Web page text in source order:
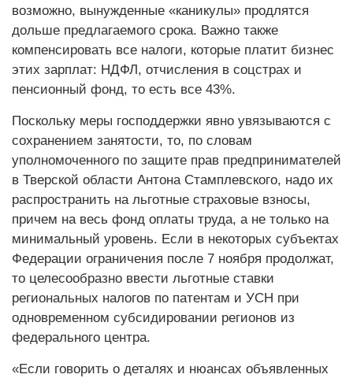
возможно, вынужденные «каникулы» продлятся
дольше предлагаемого срока. Важно также
компенсировать все налоги, которые платит бизнес
этих зарплат: НДФЛ, отчисления в соцстрах и
пенсионный фонд, то есть все 43%.
Поскольку меры господдержки явно увязываются с
сохранением занятости, то, по словам
уполномоченного по защите прав предпринимателей
в Тверской области Антона Стамплевского, надо их
распространить на льготные страховые взносы,
причем на весь фонд оплаты труда, а не только на
минимальный уровень. Если в некоторых субъектах
Федерации ограничения после 7 ноября продолжат,
то целесообразно ввести льготные ставки
региональных налогов по патентам и УСН при
одновременном субсидировании регионов из
федерального центра.
«Если говорить о деталях и нюансах объявленных